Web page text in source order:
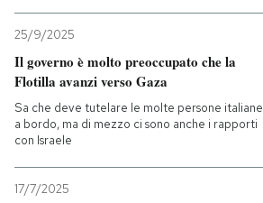
25/9/2025
Il governo è molto preoccupato che la
Flotilla avanzi verso Gaza
Sa che deve tutelare le molte persone italiane
a bordo, ma di mezzo ci sono anche i rapporti
con Israele
17/7/2025